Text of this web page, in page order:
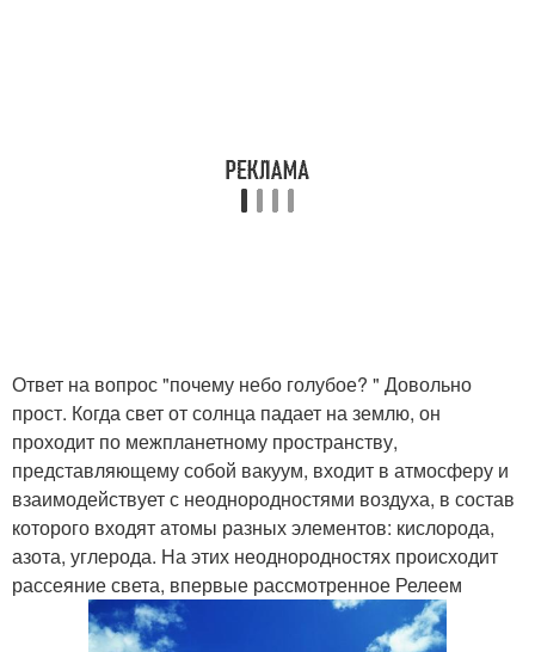
Ответ на вопрос "почему небо голубое? " Довольно
прост. Когда свет от солнца падает на землю, он
проходит по межпланетному пространству,
представляющему собой вакуум, входит в атмосферу и
взаимодействует с неоднородностями воздуха, в состав
которого входят атомы разных элементов: кислорода,
азота, углерода. На этих неоднородностях происходит
рассеяние света, впервые рассмотренное Релеем